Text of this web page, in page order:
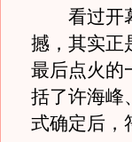
看过开幕
撼，其实正
最后点火的
括了许海峰
式确定后，